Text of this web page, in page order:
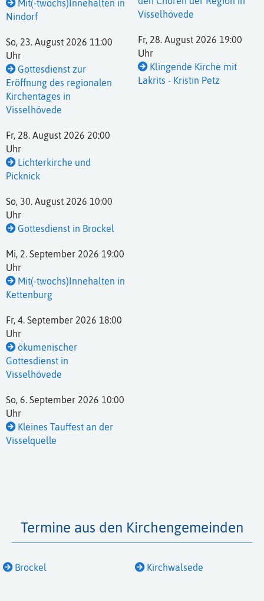
Mit(-twochs)Innehalten in
Nindorf
So, 23. August 2026 11:00
Uhr
Gottesdienst zur
Eröffnung des regionalen
Kirchentages in
Visselhövede
Fr, 28. August 2026 20:00
Uhr
Lichterkirche und
Picknick
So, 30. August 2026 10:00
Uhr
Gottesdienst in Brockel
Mi, 2. September 2026 19:00
Uhr
Mit(-twochs)Innehalten in
Kettenburg
Fr, 4. September 2026 18:00
Uhr
ökumenischer
Gottesdienst in
Visselhövede
So, 6. September 2026 10:00
Uhr
Kleines Tauffest an der
Visselquelle
Visselhövede
Fr, 28. August 2026 19:00
Uhr
Klingende Kirche mit
Lakrits - Kristin Petz
Termine aus den Kirchengemeinden
Brockel Kirchwalsede